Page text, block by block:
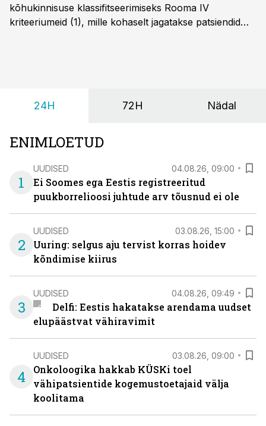
kõhukinnisuse klassifitseerimiseks Rooma IV
kriteeriumeid (1), mille kohaselt jagatakse patsiendid
24H 72H Nädal
ENIMLOETUD
1
UUDISED 04.08.26, 09:00
Ei Soomes ega Eestis registreeritud
puukborrelioosi juhtude arv tõusnud ei ole
2
UUDISED 03.08.26, 15:00
Uuring: selgus aju tervist korras hoidev
kõndimise kiirus
3
UUDISED 04.08.26, 09:49
Delfi: Eestis hakatakse arendama uudset
elupäästvat vähiravimit
4
UUDISED 03.08.26, 09:00
Onkoloogika hakkab KÜSKi toel
vähipatsientide kogemustoetajaid välja
koolitama